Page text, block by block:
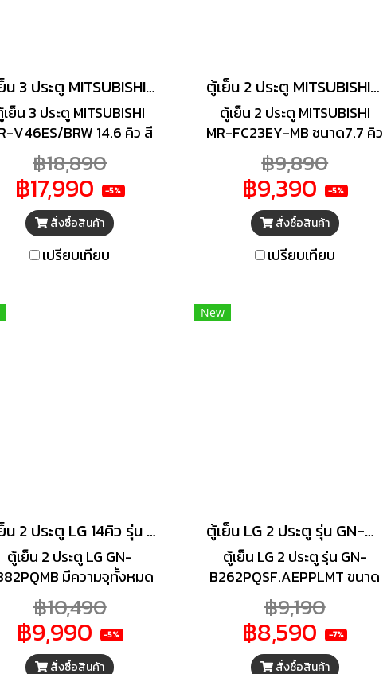
ตู้เย็น 3 ประตู MITSUBISHI 14.6 คิว รุ่น MR-V46ESST
ย็น 3 ประตู MITSUBISHI
V46ES/BRW 14.6 คิว สี
น้ำตาล อินเวอร์เตอร์ มอบ
ามสดใหม่ได้ในทุก ๆ วัน ด้วย
ตู้เย็น 3 ประตู MR-
BRW 14.6 คิว อินเวอร์
เตอร์ จาก MITSUBISHI ที่มี
ดีไซน์สวยโดดเด่นเป็น
ในชีวิตของคุณให้ง่ายมาก
฿18,890
฿17,990 -5%
สั่งซื้อสินค้า
เปรียบเทียบ
ตู้เย็น 2 ประตู MITSUBISHI MR-FC23EY-MB
ตู้เย็น 2 ประตู MITSUBISHI
MR-FC23EY-MB ชนาด7.7 คิว
มอบความสดใหม่ได้ในทุก ๆ วัน
ด้วยตู้เย็น 2 ประตู จาก
MITSUBISHI โดดเด่นด้วยระบบ
NEURO FUZZY SYSTEM
ระบบปฎิบัติการของตู้เย็นที่มี
ชิพอัจฉริยะที่สามารถจดจำ
฿9,890
฿9,390 -5%
สั่งซื้อสินค้า
เปรียบเทียบ
ตู้เย็น 2 ประตู LG 14คิว รุ่น GN-D382PQMB
ตู้เย็น 2 ประตู LG GN-
มีความจุทั้งหมด
ลิตร ออกแบบให้มีขนาด
ญ่ สามารถเก็บอาหารสดได้
านช่วยให้คุณใช้งานได้อย่าง
มั่นใจในคุณภาพ ทำงานเงียบ
฿10,490
฿9,990 -5%
สั่งซื้อสินค้า
New
ตู้เย็น LG 2 ประตู รุ่น GN-B262PQSF.AEPPLMT
ตู้เย็น LG 2 ประตู รุ่น GN-
B262PQSF.AEPPLMT ขนาด
9.4 คิว มาพร้อมเทคโนโลยี
ถนอมอาหารและระบบประหยัด
พลังงานอัจฉริยะ
฿9,190
฿8,590 -7%
สั่งซื้อสินค้า